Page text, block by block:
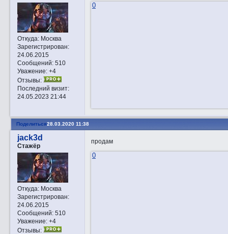
Откуда:Москва
Зарегистрирован:
24.06.2015
Сообщений:510
Уважение: +4
Отзывы:
Последний визит:
24.05.2023 21:44
0
Поделиться28.03.2020 11:38
jack3d
Стажёр
Откуда:Москва
Зарегистрирован:
24.06.2015
Сообщений:510
Уважение: +4
Отзывы:
продам
0